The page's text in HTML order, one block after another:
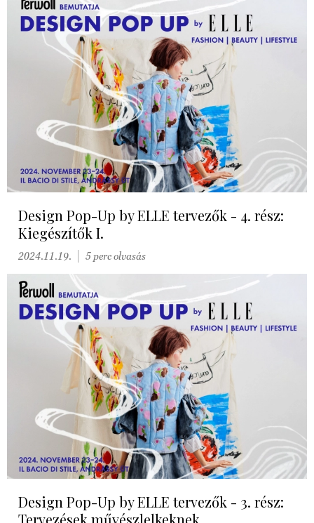
Design Pop-Up by ELLE tervezők - 4. rész:
Kiegészítők I.
2024.11.19. 5 perc olvasás
Design Pop-Up by ELLE tervezők - 3. rész:
Tervezések művészlelkeknek